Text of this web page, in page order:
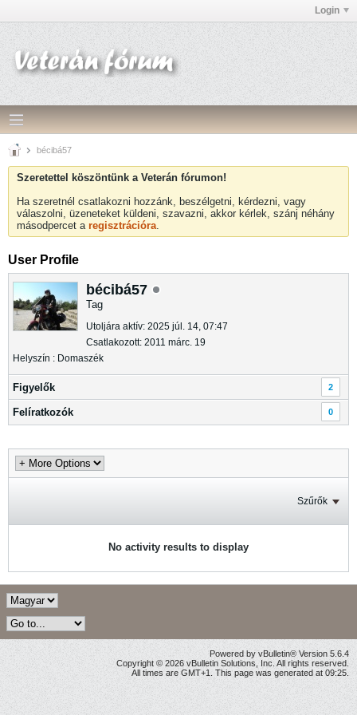
Login
bécibá57
Szeretettel köszöntünk a Veterán fórumon!
Ha szeretnél csatlakozni hozzánk, beszélgetni, kérdezni, vagy
válaszolni, üzeneteket küldeni, szavazni, akkor kérlek, szánj néhány
másodpercet a regisztrációra.
User Profile
bécibá57
Tag
Utoljára aktív: 2025 júl. 14, 07:47
Csatlakozott: 2011 márc. 19
Helyszín : Domaszék
Figyelők 2
Felíratkozók 0
Szűrők
No activity results to display
Powered by vBulletin® Version 5.6.4
Copyright © 2026 vBulletin Solutions, Inc. All rights reserved.
All times are GMT+1. This page was generated at 09:25.